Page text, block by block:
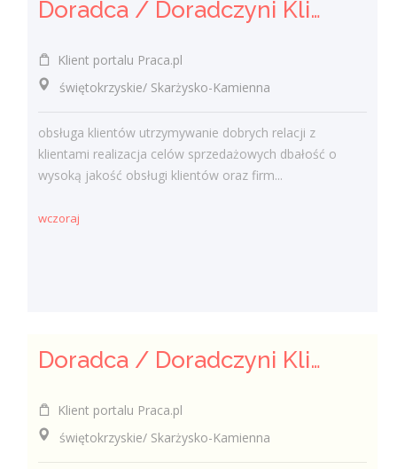
Doradca / Doradczyni Klienta (bankowość)
Klient portalu Praca.pl
świętokrzyskie/ Skarżysko-Kamienna
obsługa klientów utrzymywanie dobrych relacji z
klientami realizacja celów sprzedażowych dbałość o
wysoką jakość obsługi klientów oraz firm...
wczoraj
Doradca / Doradczyni Klienta – branża finansowa
Klient portalu Praca.pl
świętokrzyskie/ Skarżysko-Kamienna